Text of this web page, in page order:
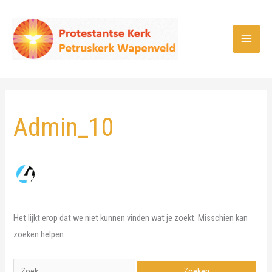
inhoud
Admin_10
Het lijkt erop dat we niet kunnen vinden wat je zoekt. Misschien kan
zoeken helpen.
Zoek